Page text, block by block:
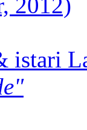
istari